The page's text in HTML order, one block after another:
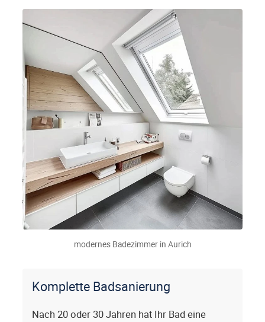
modernes Badezimmer in Aurich
Komplette Badsanierung
Nach 20 oder 30 Jahren hat Ihr Bad eine